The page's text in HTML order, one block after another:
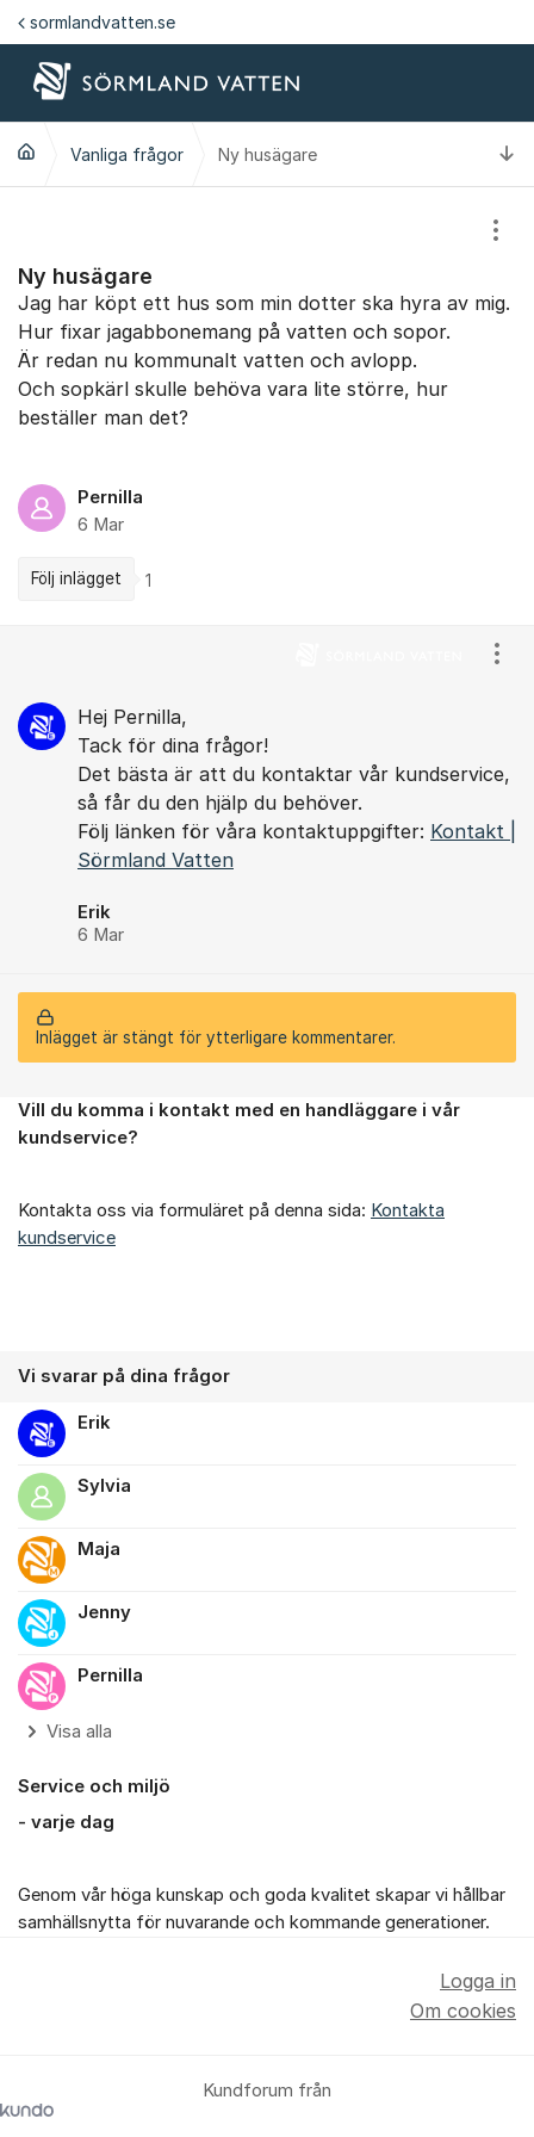
Hoppa till innehåll
sormlandvatten.se
Vanliga frågor Ny husägare
Ny husägare
Jag har köpt ett hus som min dotter ska hyra av mig.
Hur fixar jagabbonemang på vatten och sopor.
Är redan nu kommunalt vatten och avlopp.
Och sopkärl skulle behöva vara lite större, hur
beställer man det?
Pernilla
6 Mar
Följ inlägget 1
Hej Pernilla,
Tack för dina frågor!
Det bästa är att du kontaktar vår kundservice,
så får du den hjälp du behöver.
Följ länken för våra kontaktuppgifter: Kontakt |
Sörmland Vatten
Erik
6 Mar
Inlägget är stängt för ytterligare kommentarer.
Om forumet
Vill du komma i kontakt med en handläggare i vår
kundservice?
Kontakta oss via formuläret på denna sida: Kontakta
kundservice
Vi svarar på dina frågor
Erik
Sylvia
Maja
Jenny
Pernilla
Visa alla
Service och miljö
- varje dag
Genom vår höga kunskap och goda kvalitet skapar vi hållbar
samhällsnytta för nuvarande och kommande generationer.
Kundforum från
Logga in
Om cookies